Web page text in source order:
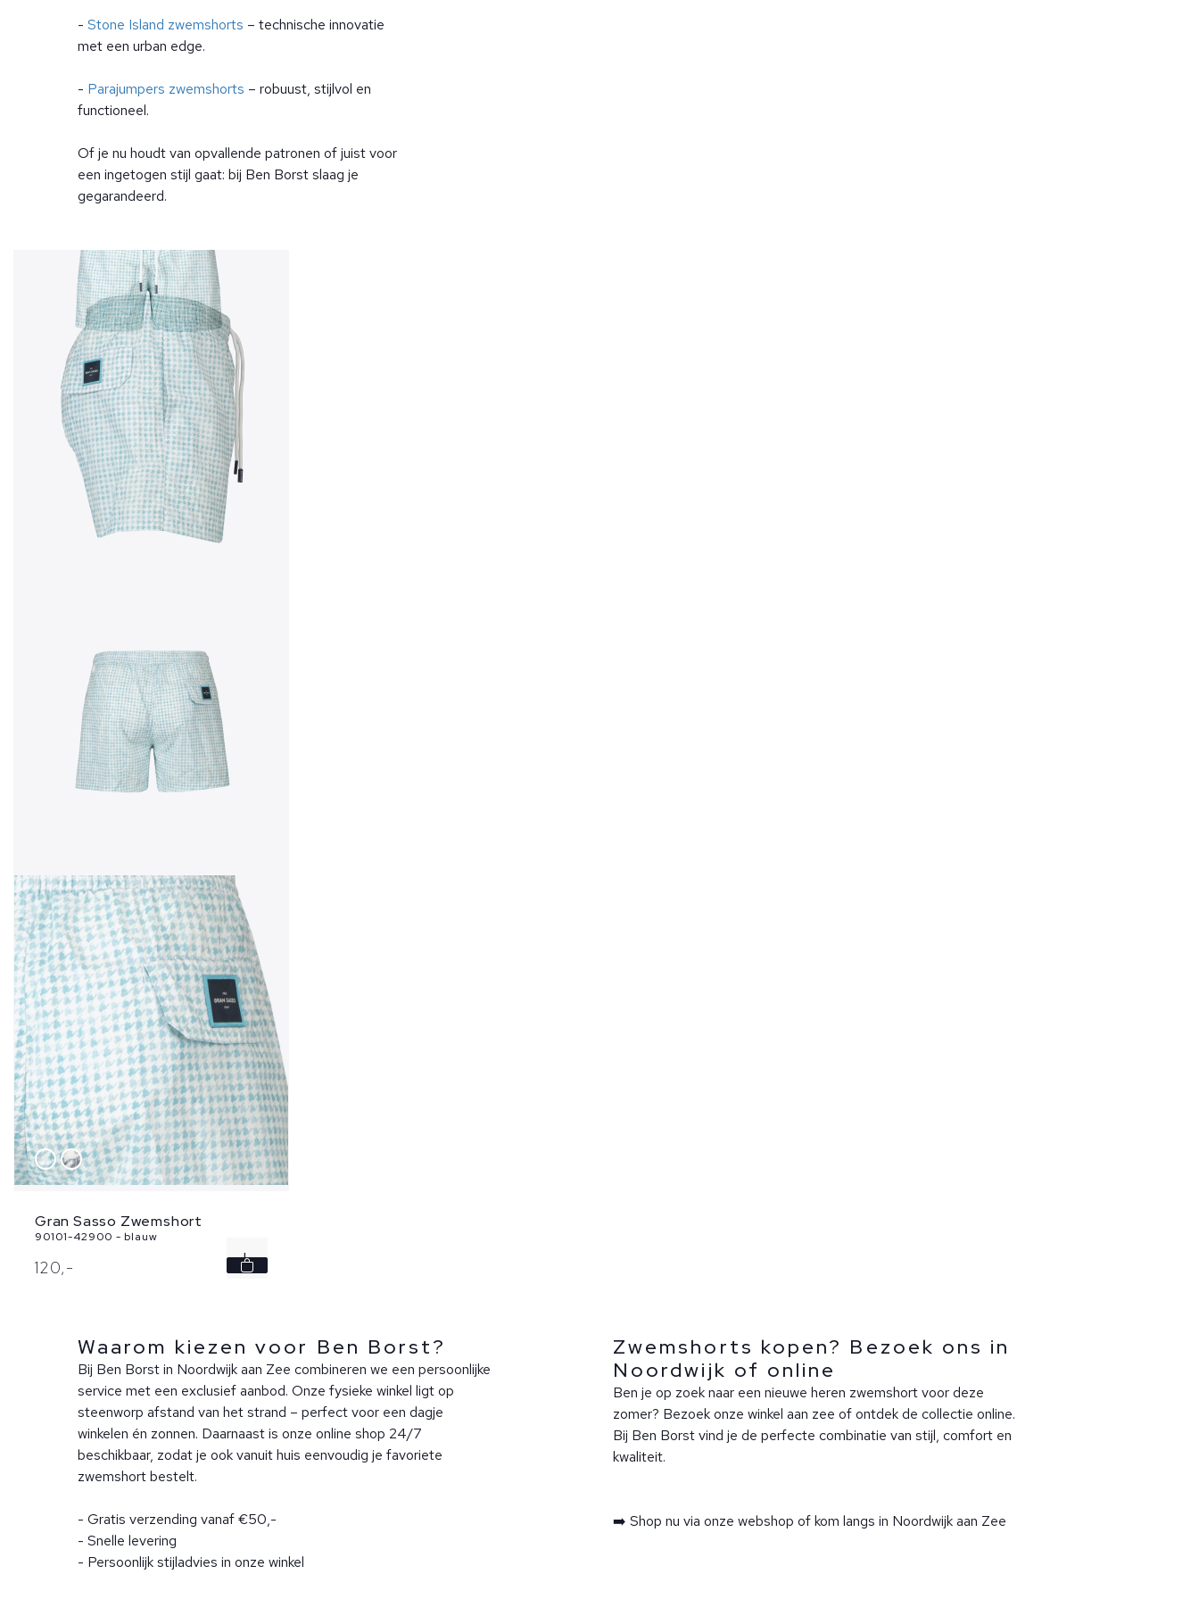
- Stone Island zwemshorts – technische innovatie
met een urban edge.
- Parajumpers zwemshorts – robuust, stijlvol en
functioneel.
Of je nu houdt van opvallende patronen of juist voor
een ingetogen stijl gaat: bij Ben Borst slaag je
gegarandeerd.
Gran Sasso Zwemshort
90101-42900 - blauw
120,- L
Waarom kiezen voor Ben Borst?
Bij Ben Borst in Noordwijk aan Zee combineren we een persoonlijke
service met een exclusief aanbod. Onze fysieke winkel ligt op
steenworp afstand van het strand – perfect voor een dagje
winkelen én zonnen. Daarnaast is onze online shop 24/7
beschikbaar, zodat je ook vanuit huis eenvoudig je favoriete
zwemshort bestelt.
- Gratis verzending vanaf €50,-
- Snelle levering
- Persoonlijk stijladvies in onze winkel
Zwemshorts kopen? Bezoek ons in
Noordwijk of online
Ben je op zoek naar een nieuwe heren zwemshort voor deze
zomer? Bezoek onze winkel aan zee of ontdek de collectie online.
Bij Ben Borst vind je de perfecte combinatie van stijl, comfort en
kwaliteit.
➡️ Shop nu via onze webshop of kom langs in Noordwijk aan Zee